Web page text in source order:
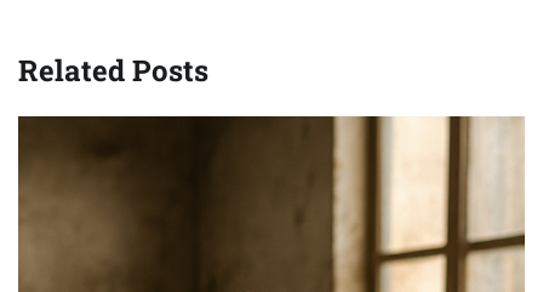
Related Posts